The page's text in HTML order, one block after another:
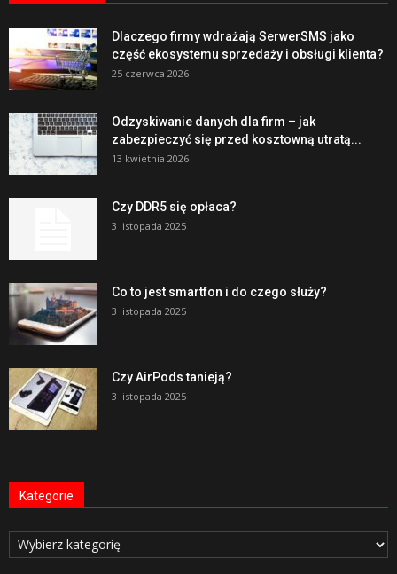
Dlaczego firmy wdrażają SerwerSMS jako
część ekosystemu sprzedaży i obsługi klienta?
25 czerwca 2026
Odzyskiwanie danych dla firm – jak
zabezpieczyć się przed kosztowną utratą...
13 kwietnia 2026
Czy DDR5 się opłaca?
3 listopada 2025
Co to jest smartfon i do czego służy?
3 listopada 2025
Czy AirPods tanieją?
3 listopada 2025
Kategorie
Kategorie